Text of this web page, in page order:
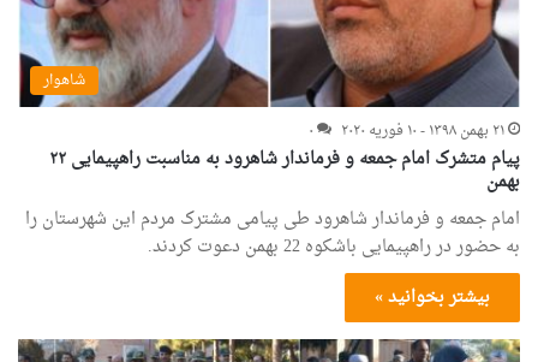
شاهوار
۲۱ بهمن ۱۳۹۸ - ۱۰ فوریه ۲۰۲۰
۰
پیام متشرک امام جمعه و فرماندار شاهرود به مناسبت راهپیمایی ۲۲
بهمن
امام جمعه و فرماندار شاهرود طی پیامی مشترک مردم این شهرستان را
به حضور در راهپیمایی باشکوه 22 بهمن دعوت کردند.
بیشتر بخوانید »